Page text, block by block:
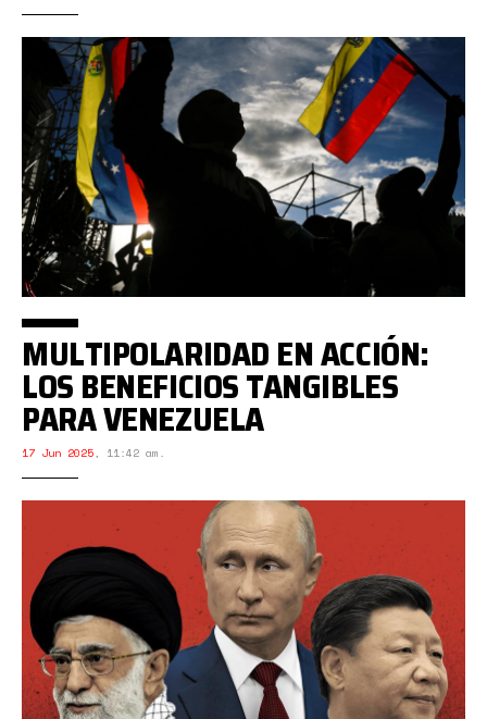
MULTIPOLARIDAD EN ACCIÓN:
LOS BENEFICIOS TANGIBLES
PARA VENEZUELA
17 Jun 2025, 11:42 am.